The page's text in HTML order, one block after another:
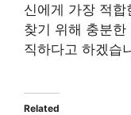
신에게 가장 적
찾기 위해 충분
직하다고 하겠습
Related